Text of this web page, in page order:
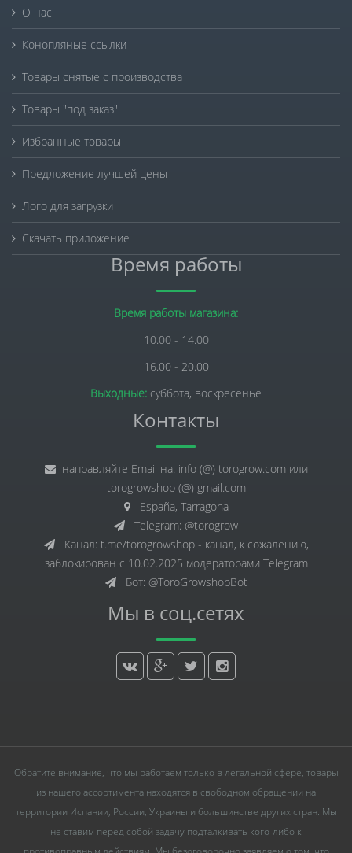
О нас
Конопляные ссылки
Товары снятые с производства
Товары "под заказ"
Избранные товары
Предложение лучшей цены
Лого для загрузки
Скачать приложение
Время работы
Время работы магазина:
10.00 - 14.00
16.00 - 20.00
Выходные: суббота, воскресенье
Контакты
направляйте Email на: info (@) torogrow.com или
torogrowshop (@) gmail.com
España, Tarragona
Telegram: @torogrow
Канал: t.me/torogrowshop - канал, к сожалению,
заблокирован с 10.02.2025 модераторами Telegram
Бот: @ToroGrowshopBot
Мы в соц.сетях
Обратите внимание, что мы работаем только в легальной сфере, товары
из нашего ассортимента находятся в свободном обращении на
территории Испании, России, Украины и большинстве других стран. Мы
не ставим перед собой задачу подталкивать кого-либо к